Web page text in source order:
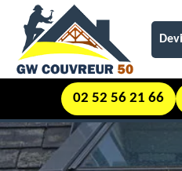
02 52 56 21 66